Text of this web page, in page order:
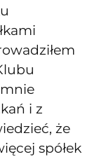
i z
że
spółek